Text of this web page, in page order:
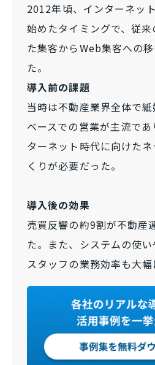
2012年頃、インターネッ
始めたタイミングで、従
た集客からWeb集客への
た。
導入前の課題
当時は不動産業界全体で
ベースでの営業が主流で
ターネット時代に向けた
くりが必要だった。
導入後の効果
売買反響の約9割が不動産
た。また、システムの使
スタッフの業務効率も大幅